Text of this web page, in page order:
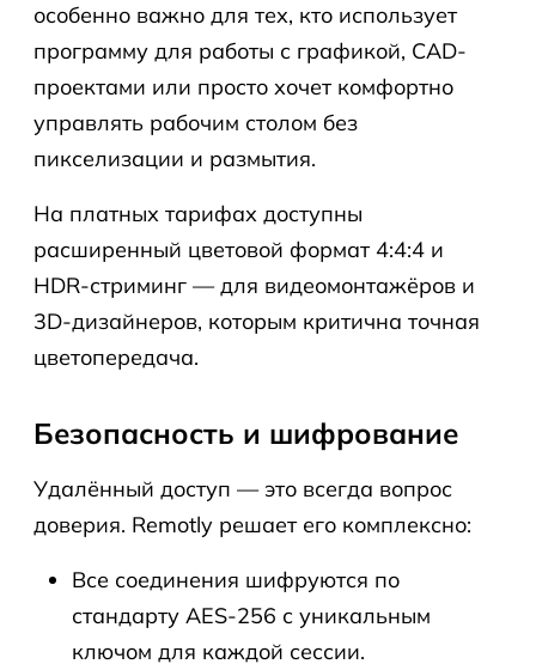
особенно важно для тех, кто использует
программу для работы с графикой, CAD-
проектами или просто хочет комфортно
управлять рабочим столом без
пикселизации и размытия.
На платных тарифах доступны
расширенный цветовой формат 4:4:4 и
HDR-стриминг — для видеомонтажёров и
3D-дизайнеров, которым критична точная
цветопередача.
Безопасность и шифрование
Удалённый доступ — это всегда вопрос
доверия. Remotly решает его комплексно:
Все соединения шифруются по
стандарту AES-256 с уникальным
ключом для каждой сессии.